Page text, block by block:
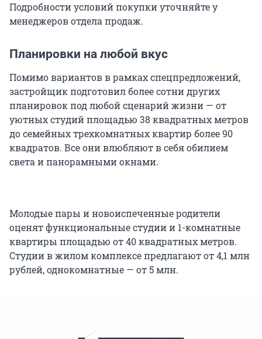
Подробности условий покупки уточняйте у
менеджеров отдела продаж.
Планировки на любой вкус
Помимо вариантов в рамках спецпредложений,
застройщик подготовил более сотни других
планировок под любой сценарий жизни — от
уютных студий площадью 38 квадратных метров
до семейных трехкомнатных квартир более 90
квадратов. Все они влюбляют в себя обилием
света и панорамными окнами.
Молодые пары и новоиспеченные родители
оценят функциональные студии и 1-комнатные
квартиры площадью от 40 квадратных метров.
Студии в жилом комплексе предлагают от 4,1 млн
рублей, однокомнатные — от 5 млн.